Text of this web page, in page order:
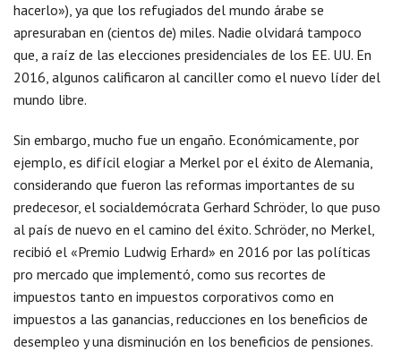
hacerlo»), ya que los refugiados del mundo árabe se
apresuraban en (cientos de) miles. Nadie olvidará tampoco
que, a raíz de las elecciones presidenciales de los EE. UU. En
2016, algunos calificaron al canciller como el nuevo líder del
mundo libre.
Sin embargo, mucho fue un engaño. Económicamente, por
ejemplo, es difícil elogiar a Merkel por el éxito de Alemania,
considerando que fueron las reformas importantes de su
predecesor, el socialdemócrata Gerhard Schröder, lo que puso
al país de nuevo en el camino del éxito. Schröder, no Merkel,
recibió el «Premio Ludwig Erhard» en 2016 por las políticas
pro mercado que implementó, como sus recortes de
impuestos tanto en impuestos corporativos como en
impuestos a las ganancias, reducciones en los beneficios de
desempleo y una disminución en los beneficios de pensiones.